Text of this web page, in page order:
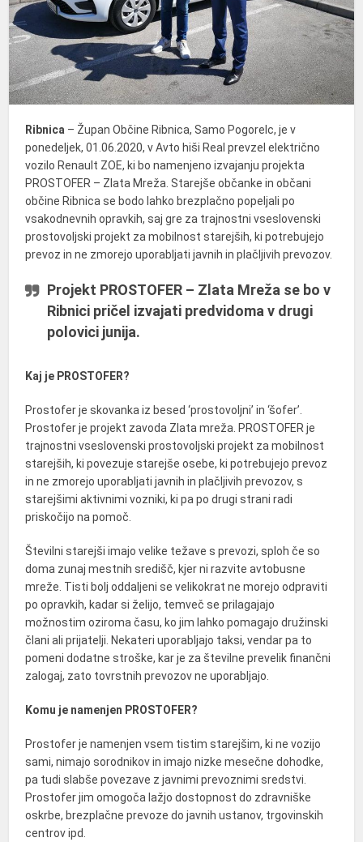
Ribnica – Župan Občine Ribnica, Samo Pogorelc, je v
ponedeljek, 01.06.2020, v Avto hiši Real prevzel električno
vozilo Renault ZOE, ki bo namenjeno izvajanju projekta
PROSTOFER – Zlata Mreža. Starejše občanke in občani
občine Ribnica se bodo lahko brezplačno popeljali po
vsakodnevnih opravkih, saj gre za trajnostni vseslovenski
prostovoljski projekt za mobilnost starejših, ki potrebujejo
prevoz in ne zmorejo uporabljati javnih in plačljivih prevozov.
Projekt PROSTOFER – Zlata Mreža se bo v
Ribnici pričel izvajati predvidoma v drugi
polovici junija.
Kaj je PROSTOFER?
Prostofer je skovanka iz besed ‘prostovoljni’ in ‘šofer’.
Prostofer je projekt zavoda Zlata mreža. PROSTOFER je
trajnostni vseslovenski prostovoljski projekt za mobilnost
starejših, ki povezuje starejše osebe, ki potrebujejo prevoz
in ne zmorejo uporabljati javnih in plačljivih prevozov, s
starejšimi aktivnimi vozniki, ki pa po drugi strani radi
priskočijo na pomoč.
Številni starejši imajo velike težave s prevozi, sploh če so
doma zunaj mestnih središč, kjer ni razvite avtobusne
mreže. Tisti bolj oddaljeni se velikokrat ne morejo odpraviti
po opravkih, kadar si želijo, temveč se prilagajajo
možnostim oziroma času, ko jim lahko pomagajo družinski
člani ali prijatelji. Nekateri uporabljajo taksi, vendar pa to
pomeni dodatne stroške, kar je za številne prevelik finančni
zalogaj, zato tovrstnih prevozov ne uporabljajo.
Komu je namenjen PROSTOFER?
Prostofer je namenjen vsem tistim starejšim, ki ne vozijo
sami, nimajo sorodnikov in imajo nizke mesečne dohodke,
pa tudi slabše povezave z javnimi prevoznimi sredstvi.
Prostofer jim omogoča lažjo dostopnost do zdravniške
oskrbe, brezplačne prevoze do javnih ustanov, trgovinskih
centrov ipd.